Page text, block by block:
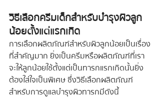
วิธีเลือกครีมเด็กสำหรับบำรุงผิวลูก
น้อยตั้งแต่แรกเกิด
การเลือกผลิตภัณฑ์สำหรับผิวลูกน้อยเป็นเรื่อง
ที่สำคัญมาก ยิ่งเป็นครีมหรือผลิตภัณฑ์ที่เรา
จะให้ลูกน้อยใช้ตั้งแต่เป็นทารกแรกเกิดนั้นยิ่ง
ต้องใส่ใจเป็นพิเศษ ซึ่งวิธีเลือกผลิตภัณฑ์
สำหรับการดูแลบำรุงผิวทารกมีดังนี้